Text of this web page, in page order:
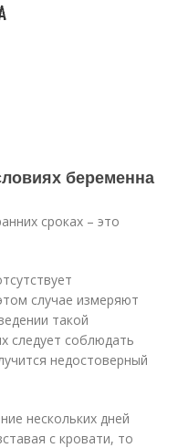
беременна
сроках – это
случае измеряют
такой
следует соблюдать
недостоверный
нескольких дней
с кровати, то